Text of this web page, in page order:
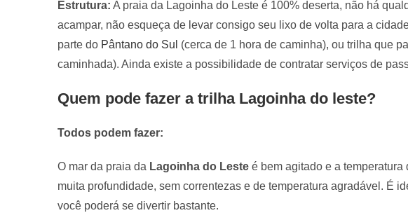
Estrutura: A praia da Lagoinha do Leste é 100% deserta, não há
acampar, não esqueça de levar consigo seu lixo de volta para a
parte do Pântano do Sul (cerca de 1 hora de caminha), ou trilha que
caminhada). Ainda existe a possibilidade de contratar serviços de
Quem pode fazer a trilha Lagoinha do leste?
Todos podem fazer:
O mar da praia da Lagoinha do Leste é bem agitado e a
muita profundidade, sem correntezas e de temperatura agradável. É
você poderá se divertir bastante.